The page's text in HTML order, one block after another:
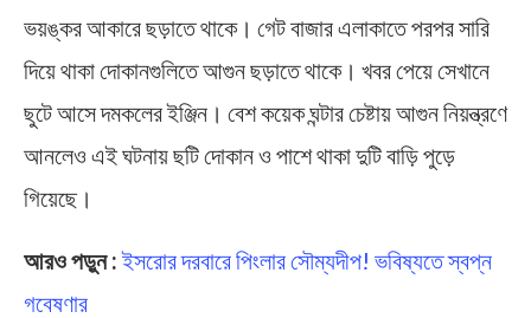
ভয়ঙ্কর আকারে ছড়াতে থাকে। গেট বাজার এলাকাতে পরপর সারি
দিয়ে থাকা দোকানগুলিতে আগুন ছড়াতে থাকে। খবর পেয়ে সেখানে
ছুটে আসে দমকলের ইঞ্জিন। বেশ কয়েক ঘন্টার চেষ্টায় আগুন নিয়ন্ত্রণে
আনলেও এই ঘটনায় ছটি দোকান ও পাশে থাকা দুটি বাড়ি পুড়ে
গিয়েছে।
আরও পড়ুন : ইসরোর দরবারে পিংলার সৌম্যদীপ! ভবিষ্যতে স্বপ্ন
গবেষণার